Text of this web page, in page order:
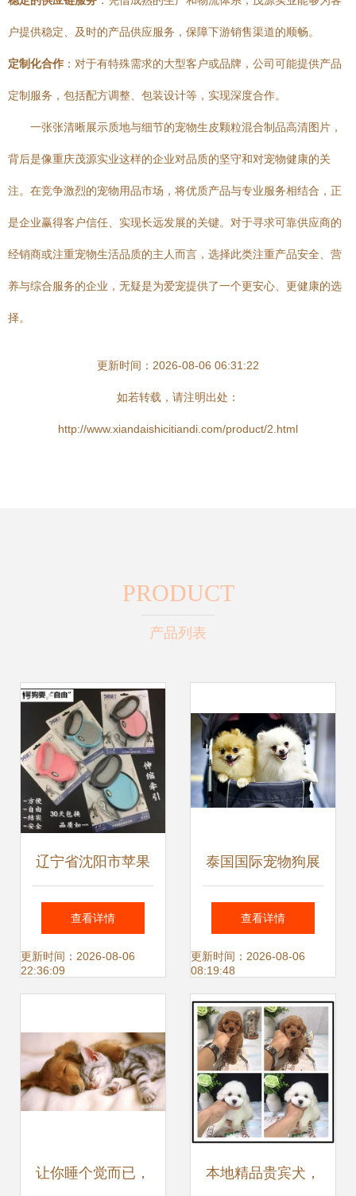
户提供稳定、及时的产品供应服务，保障下游销售渠道的顺畅。
定制化合作 ：对于有特殊需求的大型客户或品牌，公司可能提供产品
定制服务，包括配方调整、包装设计等，实现深度合作。
一张张清晰展示质地与细节的宠物生皮颗粒混合制品高清图片，
背后是像重庆茂源实业这样的企业对品质的坚守和对宠物健康的关
注。在竞争激烈的宠物用品市场，将优质产品与专业服务相结合，正
是企业赢得客户信任、实现长远发展的关键。对于寻求可靠供应商的
经销商或注重宠物生活品质的主人而言，选择此类注重产品安全、营
养与综合服务的企业，无疑是为爱宠提供了一个更安心、更健康的选
择。
更新时间：2026-08-06 06:31:22
如若转载，请注明出处：
http://www.xiandaishicitiandi.com/product/2.html
PRODUCT
产品列表
辽宁省沈阳市苹果
宠物用品厂 专业宠
物牵引绳与宠物服
查看详情
更新时间：2026-08-06
22:36:09
泰国国际宠物狗展
一个被忽视的市场
与一场不容错过的
顶级盛会
查看详情
更新时间：2026-08-06
08:19:48
让你睡个觉而已， 本地精品贵宾犬，